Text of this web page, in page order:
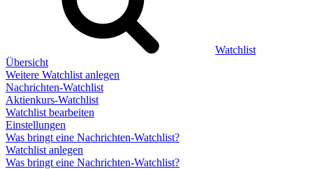
Watchlist
Übersicht
Weitere Watchlist anlegen
Nachrichten-Watchlist
Aktienkurs-Watchlist
Watchlist bearbeiten
Einstellungen
Was bringt eine Nachrichten-Watchlist?
Watchlist anlegen
Was bringt eine Nachrichten-Watchlist?